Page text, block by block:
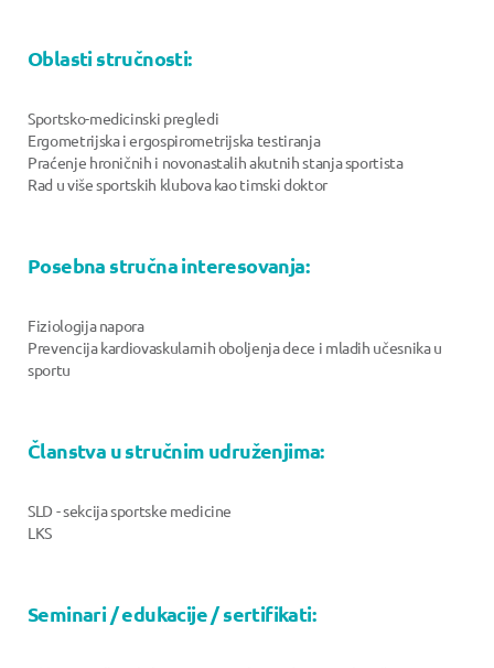
Oblasti stručnosti:
Sportsko-medicinski pregledi
Ergometrijska i ergospirometrijska testiranja
Praćenje hroničnih i novonastalih akutnih stanja sportista
Rad u više sportskih klubova kao timski doktor
Posebna stručna interesovanja:
Fiziologija napora
Prevencija kardiovaskularnih oboljenja dece i mladih učesnika u
sportu
Članstva u stručnim udruženjima:
SLD - sekcija sportske medicine
LKS
Seminari / edukacije / sertifikati: